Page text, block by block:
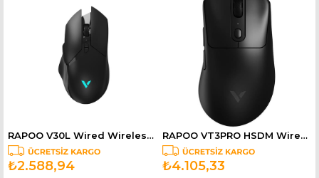
RAPOO V30L Wired Wireless Gaming Mouse Black 12789
₺2.588,94
RAPOO VT3PRO HSDM Wired/Wireless Gaming Mouse Black 12880
₺4.105,33